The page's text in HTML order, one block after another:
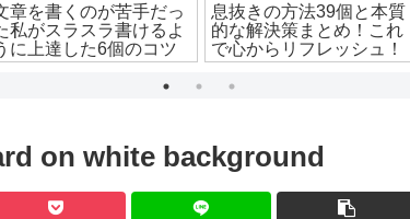
章を書くのが苦手だっ
私がスラスラ書けるよ
に上達した6個のコツ
息抜きの方法39個と本質
的な解決策まとめ！これ
で心からリフレッシュ！
on white background